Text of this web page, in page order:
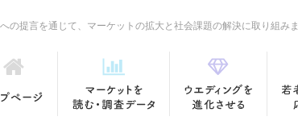
提言を通じて、マーケットの拡大と社会課題の解決に取り組みま